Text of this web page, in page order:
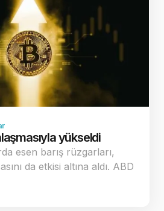
yükseldi
esen barış rüzgarları,
da etkisi altına aldı. ABD